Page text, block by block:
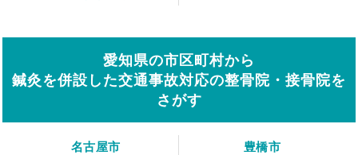
愛知県の市区町村から
鍼灸を併設した交通事故対応の整骨院・接骨院を
さがす
名古屋市
豊橋市